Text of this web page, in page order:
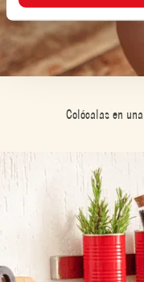
Colócalas en